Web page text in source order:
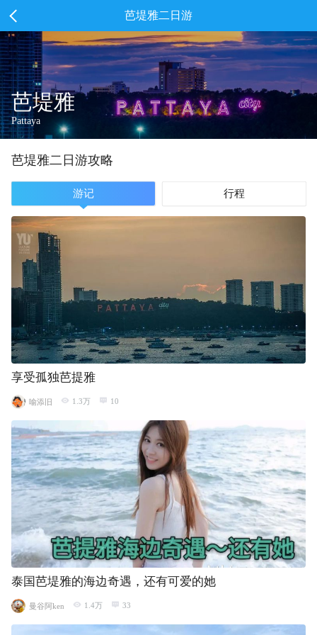
芭堤雅二日游
芭堤雅
Pattaya
芭堤雅二 日游攻略
游记 行程
享受孤独芭提雅
喻添旧 1.3万 10
泰国芭堤雅的海边奇遇，还有可爱的她
曼谷阿ken 1.4万 33